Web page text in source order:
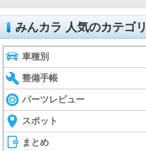
みんカラ 人気のカテゴリ
車種別
整備手帳
パーツレビュー
スポット
まとめ